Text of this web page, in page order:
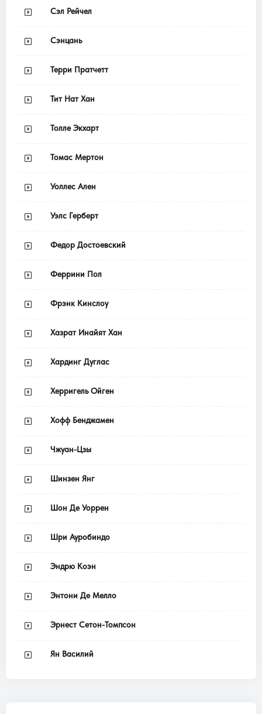
Сэл Рейчел
Сэнцань
Терри Пратчетт
Тит Нат Хан
Толле Экхарт
Томас Мертон
Уоллес Ален
Уэлс Герберт
Федор Достоевский
Феррини Пол
Фрэнк Кинслоу
Хазрат Инайят Хан
Хардинг Дуглас
Херригель Ойген
Хофф Бенджамен
Чжуан-Цзы
Шинзен Янг
Шон Де Уоррен
Шри Ауробиндо
Эндрю Коэн
Энтони Де Мелло
Эрнест Сетон-Томпсон
Ян Василий